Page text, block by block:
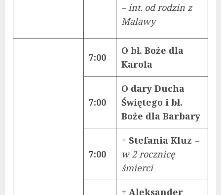
– int. od rodzin z
Malawy
7:00
O bł. Boże dla
Karola
7:00
O dary Ducha
Świętego i bł.
Boże dla Barbary
7:00
+ Stefania Kluz –
w 2 rocznicę
śmierci
+ Aleksander